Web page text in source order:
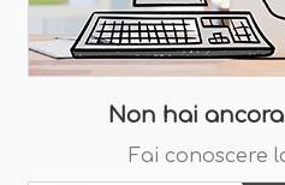
Non hai
Fai conoscere